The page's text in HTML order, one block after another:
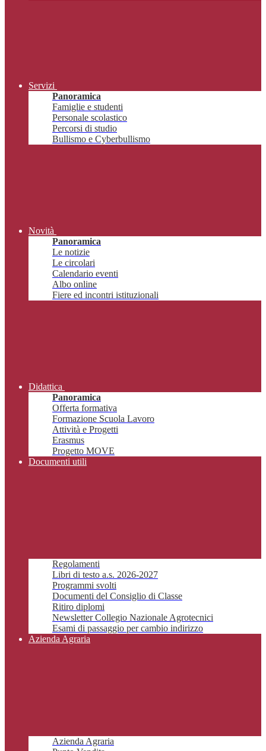
Servizi
Panoramica
Famiglie e studenti
Personale scolastico
Percorsi di studio
Bullismo e Cyberbullismo
Novità
Panoramica
Le notizie
Le circolari
Calendario eventi
Albo online
Fiere ed incontri istituzionali
Didattica
Panoramica
Offerta formativa
Formazione Scuola Lavoro
Attività e Progetti
Erasmus
Progetto MOVE
Documenti utili
Regolamenti
Libri di testo a.s. 2026-2027
Programmi svolti
Documenti del Consiglio di Classe
Ritiro diplomi
Newsletter Collegio Nazionale Agrotecnici
Esami di passaggio per cambio indirizzo
Azienda Agraria
Azienda Agraria